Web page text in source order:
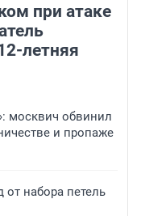
при атаке
летняя
москвич обвинил
и пропаже
от набора петель